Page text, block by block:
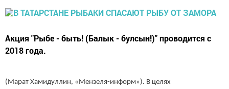
Акция "Рыбе - быть! (Балык - булсын!)" проводится с
2018 года.
(Марат Хамидуллин, «Мензеля-информ»). В целях